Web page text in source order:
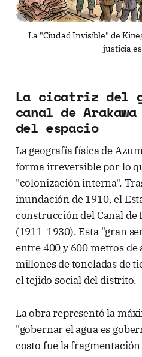
La "Ciudad Invisible" de
justicia
La cicatriz del
canal de
del espacio
La geografía física de
forma irreversible por lo
"colonización interna".
inundación de 1910, el
construcción del Canal de
(1911-1930). Esta "gran
entre 400 y 600 metros
millones de toneladas de
el tejido social del distrito.
La obra representó la
"gobernar el agua es
costo fue la